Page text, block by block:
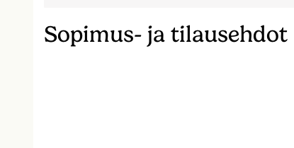
Sopimus- ja tilausehdot